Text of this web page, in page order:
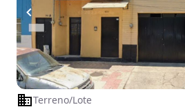
Terreno/Lote